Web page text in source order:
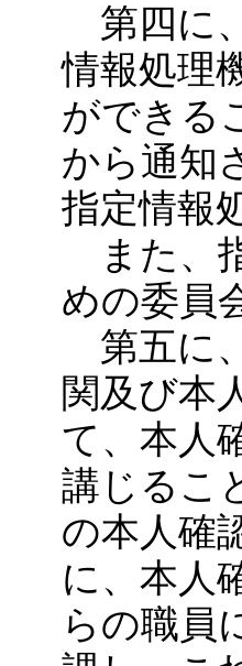
第四に
情報処理
ができる
から通知
指定情報
また、
めの委員
第五に
関及び本
て、本人
講じるこ
の本人確
に、本人
らの職員